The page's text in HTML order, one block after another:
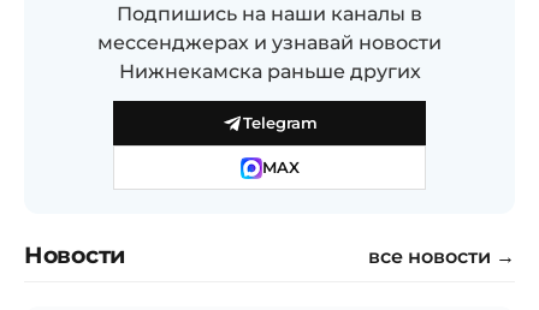
Подпишись на наши каналы в
мессенджерах и узнавай новости
Нижнекамска раньше других
Telegram
MAX
Новости все новости →